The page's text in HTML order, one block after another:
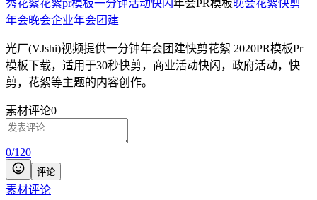
秀花絮花絮pr模板一分钟活动快闪 年会PR模板晚会花絮快剪
年会晚会企业年会团建
光厂(VJshi)视频提供一分钟年会团建快剪花絮 2020PR模板Pr
模板 下载，适用于30秒快剪，商业活动快闪，政府活动，快
剪，花絮等主题的内容创作。
素材评论0
0/120
评论
素材评论